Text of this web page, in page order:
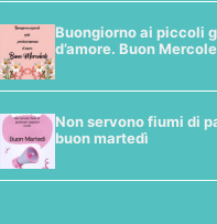
Buongiorno ai piccoli
d’amore. Buon
Non servono fiumi di
buon martedì